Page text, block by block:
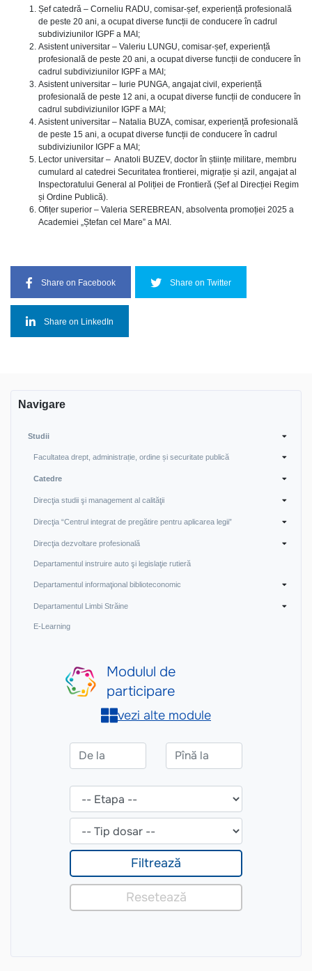
Șef catedră – Corneliu RADU, comisar-șef, experiență profesională
de peste 20 ani, a ocupat diverse funcții de conducere în cadrul
subdiviziunilor IGPF a MAI;
Asistent universitar – Valeriu LUNGU, comisar-șef, experiență
profesională de peste 20 ani, a ocupat diverse funcții de conducere în
cadrul subdiviziunilor IGPF a MAI;
Asistent universitar – Iurie PUNGA, angajat civil, experiență
profesională de peste 12 ani, a ocupat diverse funcții de conducere în
cadrul subdiviziunilor IGPF a MAI;
Asistent universitar – Natalia BUZA, comisar, experiență profesională
de peste 15 ani, a ocupat diverse funcții de conducere în cadrul
subdiviziunilor IGPF a MAI;
Lector universitar – Anatoli BUZEV, doctor în științe militare, membru
cumulard al catedrei Securitatea frontierei, migrație și azil, angajat al
Inspectoratului General al Poliției de Frontieră (Șef al Direcției Regim
și Ordine Publică).
Ofițer superior – Valeria SEREBREAN, absolventa promoției 2025 a
Academiei „Ștefan cel Mare” a MAI.
Share on Facebook Share on Twitter
Share on LinkedIn
Navigare
Studii
Facultatea drept, administrație, ordine și securitate publică
Catedre
Direcţia studii şi management al calităţii
Direcţia “Centrul integrat de pregătire pentru aplicarea legii”
Direcţia dezvoltare profesională
Departamentul instruire auto şi legislaţie rutieră
Departamentul informaţional biblioteconomic
Departamentul Limbi Străine
E-Learning